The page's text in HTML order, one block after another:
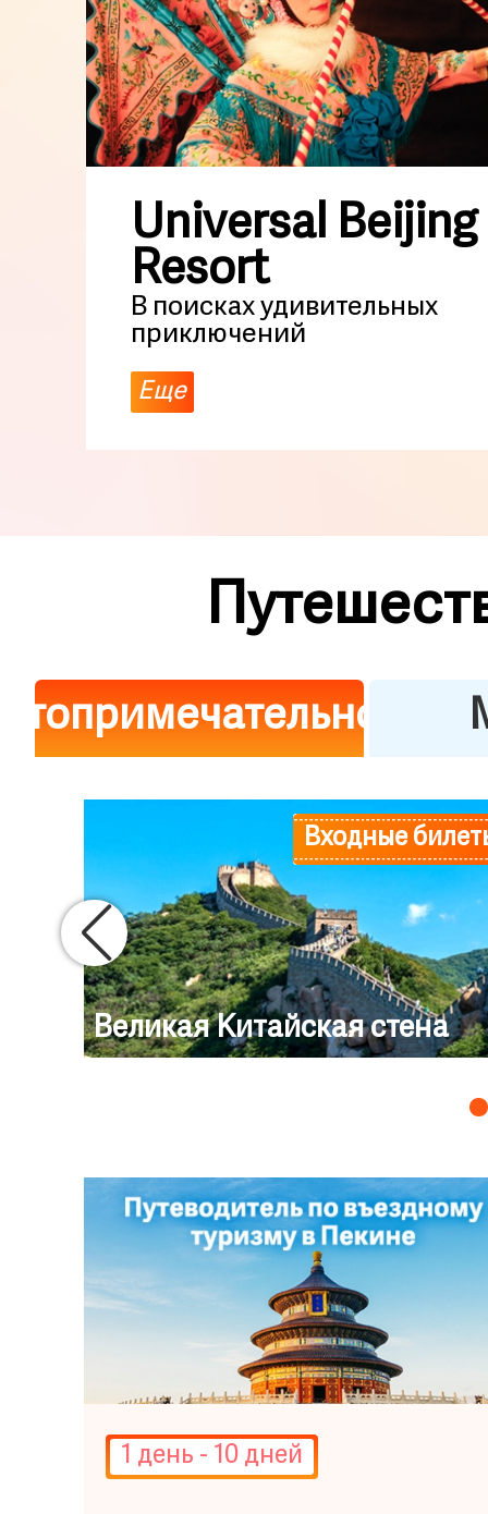
Universal Beijing
Resort
В поисках удивительных
приключений
Еще
Великая Китайская стена
Входные
1 день - 10 дней